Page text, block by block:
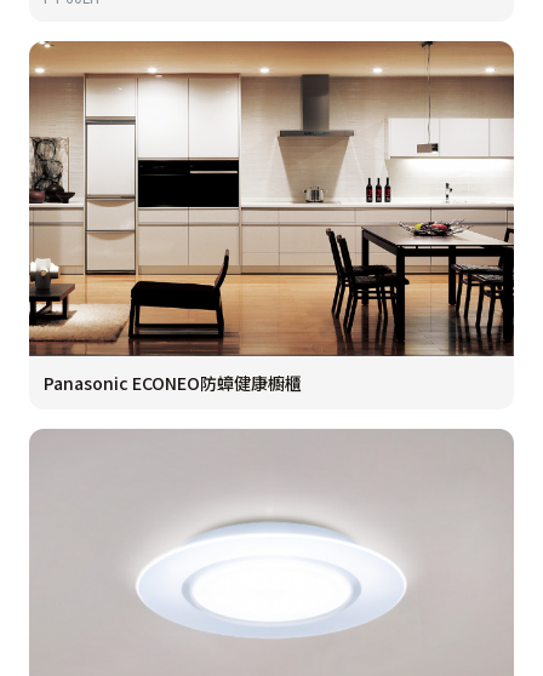
Panasonic ECONEO防蟑健康櫥櫃